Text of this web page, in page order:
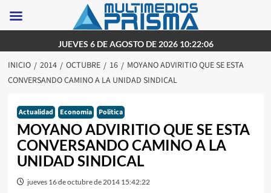
al
contenido
JUEVES 6 DE AGOSTO DE 2026 10:22:06
INICIO 2014 OCTUBRE 16
MOYANO ADVIRITIO QUE SE ESTA
CONVERSANDO CAMINO A LA UNIDAD SINDICAL
Actualidad Economia Politica
MOYANO ADVIRITIO QUE SE ESTA
CONVERSANDO CAMINO A LA
UNIDAD SINDICAL
jueves 16 de octubre de 2014 15:42:22